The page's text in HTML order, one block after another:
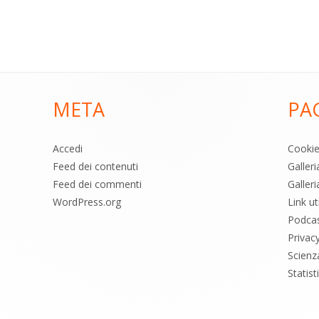
META
Accedi
Feed dei contenuti
Feed dei commenti
WordPress.org
Link